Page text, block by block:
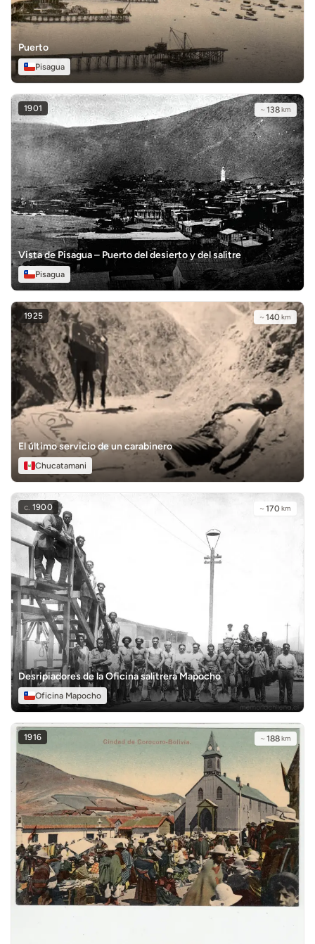
Puerto
Pisagua
1901 ~ 138km
Vista de Pisagua – Puerto del desierto y del salitre
Pisagua
1925 ~ 140km
El último servicio de un carabinero
Chucatamani
c. 1900 ~ 170km
Desripiadores de la Oficina salitrera Mapocho
Oficina Mapocho
1916 ~ 188km